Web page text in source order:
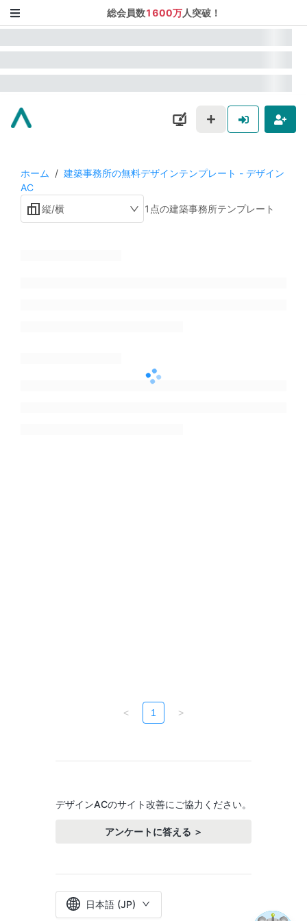
総会員数1600万人突破！
ホーム / 建築事務所の無料デザインテンプレート - デザイン
AC
縦/横
1点の建築事務所テンプレート
< 1 >
デザインACのサイト改善にご協力ください。
アンケートに答える ＞
日本語 (JP)